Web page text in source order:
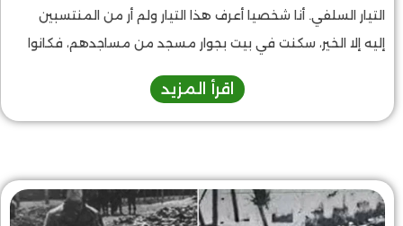
التيار السلفي. أنا شخصيا أعرف هذا التيار ولم أر من المنتسبين
إليه إلا الخير، سكنت في بيت بجوار مسجد من مساجدهم، فكانوا
فضل على أولادي إذ حفظ بعضهم كتاب الله في كُتّابهم.
اقرأ المزيد